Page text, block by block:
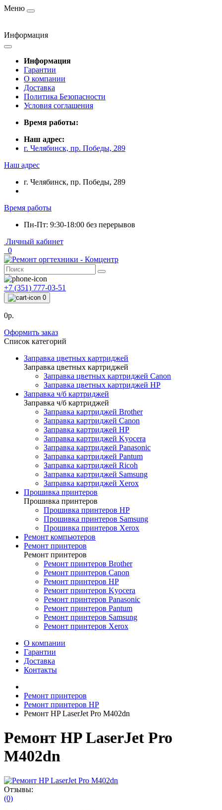
Меню
Информация
Информация
Гарантии
О компании
Доставка
Политика Безопасности
Условия соглашения
Время работы:
Наш адрес:
г. Челябинск, пр. Победы, 289
Наш адрес
г. Челябинск, пр. Победы, 289
Время работы
Пн-Пт: 9:30-18:00 без перерывов
Личный кабинет
0
+7 (351) 777-03-51
0
0р.
Оформить заказ
Список категорий
Заправка цветных картриджей
Заправка цветных картриджей
Заправка цветных картриджей Canon
Заправка цветных картриджей HP
Заправка ч/б картриджей
Заправка ч/б картриджей
Заправка картриджей Brother
Заправка картриджей Canon
Заправка картриджей HP
Заправка картриджей Kyocera
Заправка картриджей Panasonic
Заправка картриджей Pantum
Заправка картриджей Ricoh
Заправка картриджей Samsung
Заправка картриджей Xerox
Прошивка принтеров
Прошивка принтеров
Прошивка принтеров HP
Прошивка принтеров Samsung
Прошивка принтеров Xerox
Ремонт компьютеров
Ремонт принтеров
Ремонт принтеров
Ремонт принтеров Brother
Ремонт принтеров Canon
Ремонт принтеров HP
Ремонт принтеров Kyocera
Ремонт принтеров Panasonic
Ремонт принтеров Pantum
Ремонт принтеров Samsung
Ремонт принтеров Xerox
О компании
Гарантии
Доставка
Контакты
Ремонт принтеров
Ремонт принтеров HP
Ремонт HP LaserJet Pro M402dn
Ремонт HP LaserJet Pro
M402dn
Отзывы:
(0)